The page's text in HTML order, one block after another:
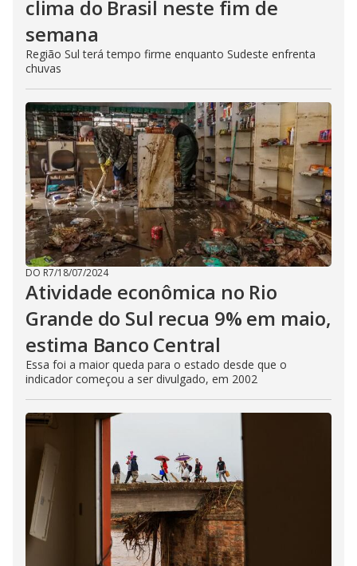
clima do Brasil neste fim de
semana
Região Sul terá tempo firme enquanto Sudeste enfrenta
chuvas
DO R7/18/07/2024
Atividade econômica no Rio
Grande do Sul recua 9% em maio,
estima Banco Central
Essa foi a maior queda para o estado desde que o
indicador começou a ser divulgado, em 2002